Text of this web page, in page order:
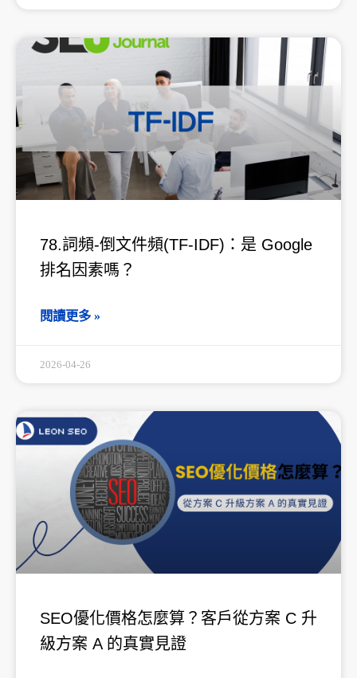
78.詞頻-倒文件頻(TF-IDF)：是 Google
排名因素嗎？
閱讀更多 »
2026-04-26
SEO優化價格怎麼算？客戶從方案 C 升
級方案 A 的真實見證